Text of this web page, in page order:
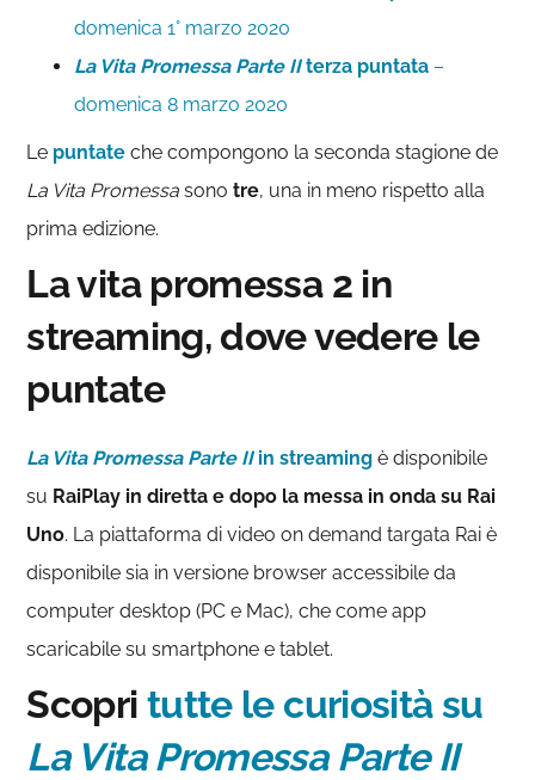
domenica 1° marzo 2020
La Vita Promessa Parte IIterza puntata –
domenica 8 marzo 2020
Le puntate che compongono la seconda stagione de
La Vita Promessa sonotre, una in meno rispetto alla
prima edizione.
La vita promessa 2 in
streaming, dove vedere le
puntate
La Vita Promessa Parte II in streaming è disponibile
su RaiPlay in diretta e dopo la messa in onda su Rai
Uno. La piattaforma di video on demand targata Rai è
disponibile sia in versione browser accessibile da
computer desktop (PC e Mac), che come app
scaricabile su smartphone e tablet.
Scopri tutte le curiosità su
La Vita Promessa Parte II